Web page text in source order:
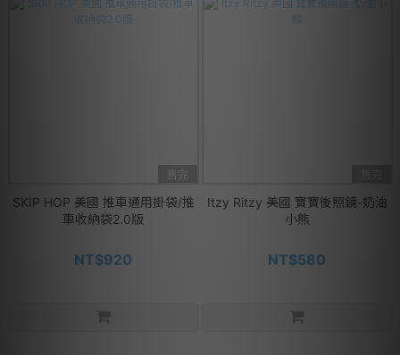
售完
SKIP HOP 美國 推車通用掛袋/推
車收納袋2.0版
NT$920
Itzy Ritzy 美國 寶寶後照鏡-奶油
小熊
NT$580